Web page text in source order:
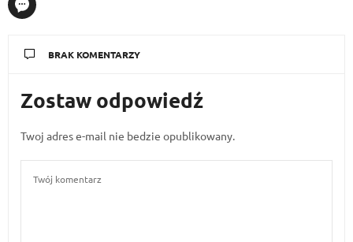
BRAK KOMENTARZY
Zostaw odpowiedź
Twoj adres e-mail nie bedzie opublikowany.